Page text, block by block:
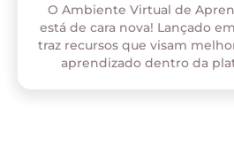
O Ambiente Virtual de
está de cara nova! Lançado
traz recursos que visam
aprendizado dentro da